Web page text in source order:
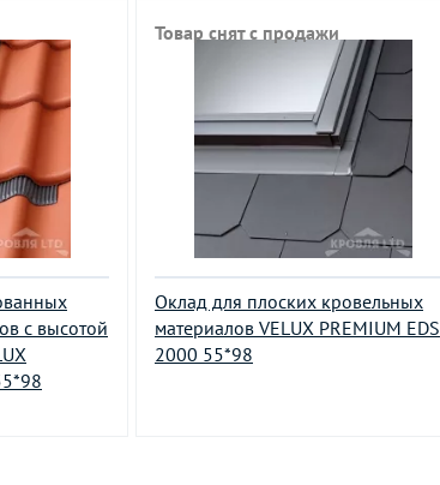
с высотой
Оклад для плоских кровельных
материалов VELUX PREMIUM EDS
2000 55*98
Товар снят с продажи